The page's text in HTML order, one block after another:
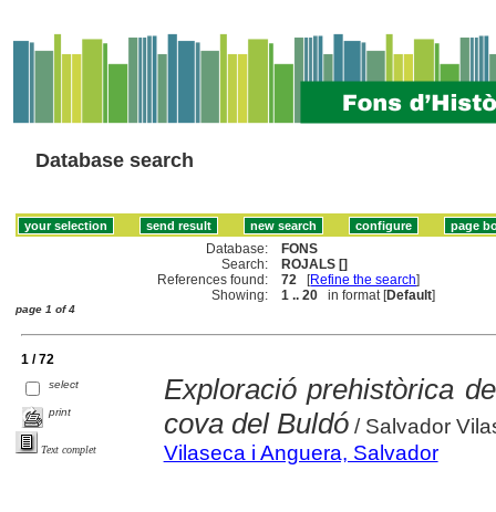
Database search
Database:
FONS
Search:
ROJALS []
References found:
72 [Refine the search]
Showing:
1 .. 20 in format [Default]
page 1 of 4
1 / 72
select
print
Text complet
Exploració prehistòrica
cova del Buldó/ Salvador
Vilaseca i Anguera, Salvador